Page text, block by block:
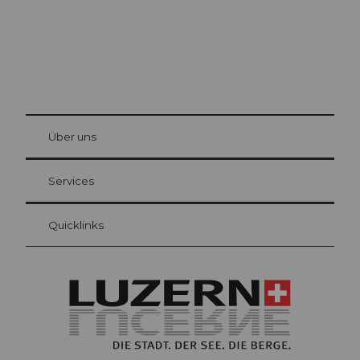
Gästekarte Luzern
Ihre Vorteile als Übernachtungsgast
at Bre
Über uns
Services
Quicklinks